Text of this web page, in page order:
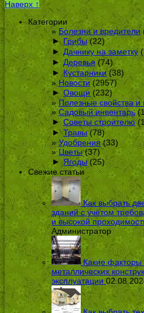
Наверх ↑
Категории
Болезни и вредители
► Грибы(22)
► Дачнику на заметку
► Деревья (74)
► Кустарники(38)
Новости(2957)
► Овощи (232)
Полезные свойства и
Садовый инвентарь
► Советы строителю
► Травы(78)
Удобрения(33)
Цветы(37)
► Ягоды(25)
Свежие статьи
Как выбрать
зданий с учётом
и высокой
Администратор
Какие факторы
металлических
эксплуатации